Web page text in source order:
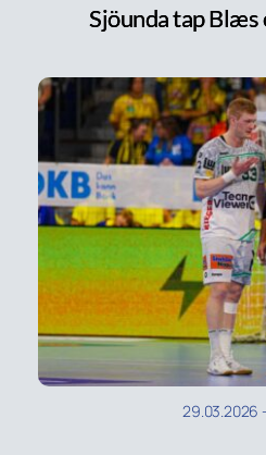
Sjöunda tap Blæs
29.03.2026 -